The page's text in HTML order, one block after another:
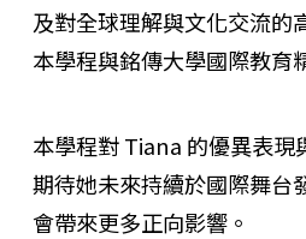
及對全球理解與文化交流的
本學程與銘傳大學國際教育
本學程對 Tiana 的優異表現
期待她未來持續於國際舞台
會帶來更多正向影響。